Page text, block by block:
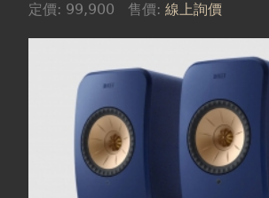
定價: 99,900 售價:線上詢價